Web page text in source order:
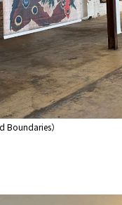
Boundaries）